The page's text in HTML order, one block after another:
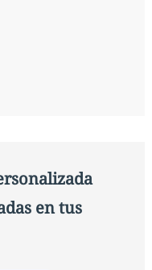
en tus